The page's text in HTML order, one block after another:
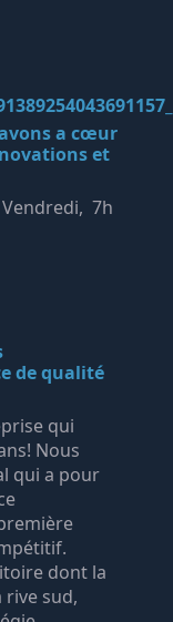
a cœur
et
Vendredi, 7h
de qualité
qui
Nous
qui a pour
dont la
sud,